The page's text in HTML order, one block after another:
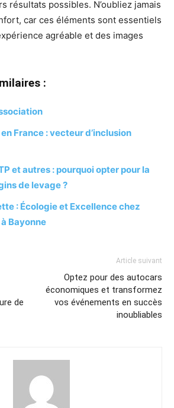
résultats possibles. N’oubliez jamais
car ces éléments sont essentiels
agréable et des images
:
France : vecteur d’inclusion
et autres : pourquoi opter pour la
de levage ?
: Écologie et Excellence chez
Bayonne
de
Article suivant
Optez pour des autocars
économiques et transformez
vos événements en succès
inoubliables